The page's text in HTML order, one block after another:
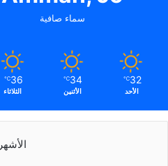
سماء صافية
32
℃
الأحد
34
℃
الأثنين
36
℃
الثلاثاء
الأشهر